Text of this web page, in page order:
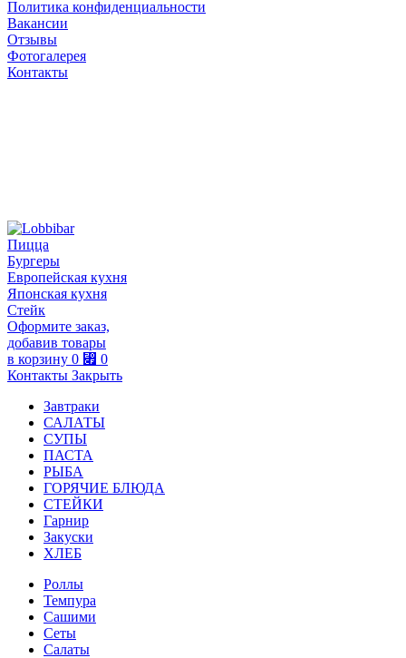
Политика конфиденциальности
Вакансии
Отзывы
Фотогалерея
Контакты
Пицца
Бургеры
Европейская кухня
Японская кухня
Стейк
Оформите заказ,
добавив товары
в корзину 0 ⃏ 0
Контакты Закрыть
Завтраки
САЛАТЫ
СУПЫ
ПАСТА
РЫБА
ГОРЯЧИЕ БЛЮДА
СТЕЙКИ
Гарнир
Закуски
ХЛЕБ
Роллы
Темпура
Сашими
Сеты
Салаты